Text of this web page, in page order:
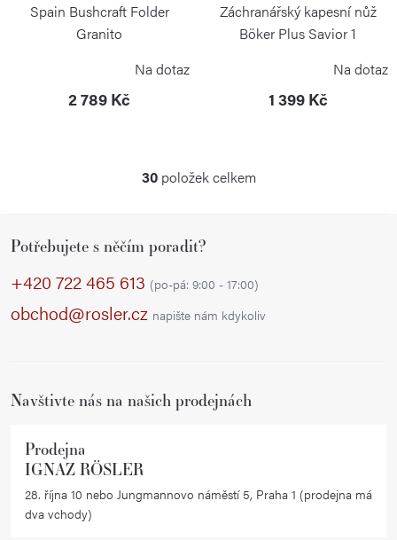
Spain Bushcraft Folder
Granito
Na dotaz
2 789 Kč
Záchranářský kapesní nůž
Böker Plus Savior 1
Na dotaz
1 399 Kč
O
á
d
c
r
30položek celkem
Potřebujete s něčím poradit?
+420 722 465 613 (po-pá: 9:00 - 17:00)
obchod@rosler.cz napište nám kdykoliv
Navštivte nás na našich prodejnách
Prodejna
IGNAZ RÖSLER
28. října 10 nebo Jungmannovo náměstí 5, Praha 1 (prodejna má
dva vchody)